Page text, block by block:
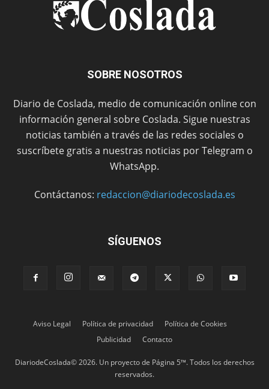
SOBRE NOSOTROS
Diario de Coslada, medio de comunicación online con
información general sobre Coslada. Sigue nuestras
noticias también a través de las redes sociales o
suscríbete gratis a nuestras noticias por Telegram o
WhatsApp.
Contáctanos: redaccion@diariodecoslada.es
SÍGUENOS
Aviso Legal Política de privacidad
Política de Cookies
Publicidad
Contacto
DiariodeCoslada© 2026. Un proyecto de Página 5™. Todos los derechos
reservados.